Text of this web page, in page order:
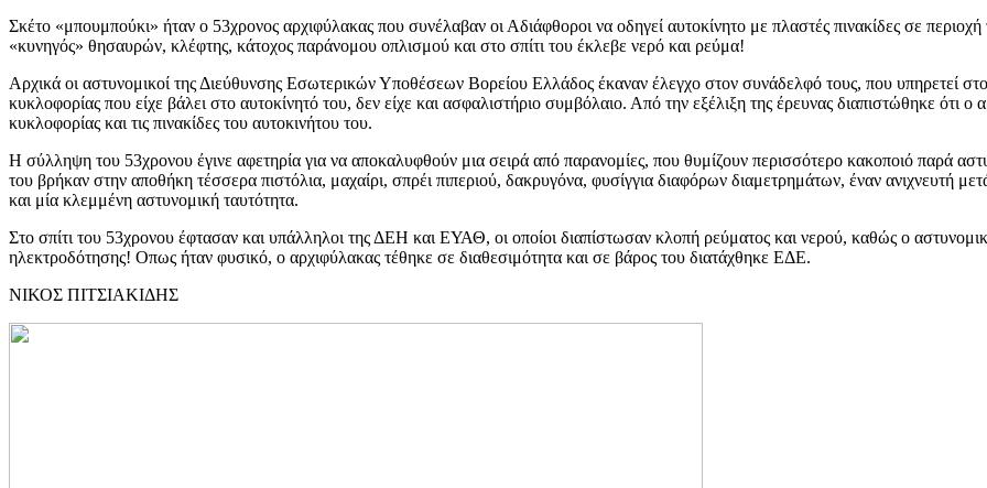
Σκέτο «μπουμπούκι» ήταν ο 53χρονος αρχιφύλακας που συνέλαβαν οι Αδιάφθοροι να οδηγεί αυτοκίνητο με πλαστές πινακίδες σε
«κυνηγός» θησαυρών, κλέφτης, κάτοχος παράνομου οπλισμού και στο σπίτι του έκλεβε νερό και ρεύμα!
Αρχικά οι αστυνομικοί της Διεύθυνσης Εσωτερικών Υποθέσεων Βορείου Ελλάδος έκαναν έλεγχο στον συνάδελφό τους, που υπηρετεί
κυκλοφορίας που είχε βάλει στο αυτοκίνητό του, δεν είχε και ασφαλιστήριο συμβόλαιο. Από την εξέλιξη της έρευνας διαπιστώθηκε ότι
κυκλοφορίας και τις πινακίδες του αυτοκινήτου του.
Η σύλληψη του 53χρονου έγινε αφετηρία για να αποκαλυφθούν μια σειρά από παρανομίες, που θυμίζουν περισσότερο κακοποιό παρά
του βρήκαν στην αποθήκη τέσσερα πιστόλια, μαχαίρι, σπρέι πιπεριού, δακρυγόνα, φυσίγγια διαφόρων διαμετρημάτων, έναν ανιχνευτή
και μία κλεμμένη αστυνομική ταυτότητα.
Στο σπίτι του 53χρονου έφτασαν και υπάλληλοι της ΔΕΗ και ΕΥΑΘ, οι οποίοι διαπίστωσαν κλοπή ρεύματος και νερού, καθώς ο
ηλεκτροδότησης! Oπως ήταν φυσικό, ο αρχιφύλακας τέθηκε σε διαθεσιμότητα και σε βάρος του διατάχθηκε ΕΔΕ.
ΝΙΚΟΣ ΠΙΤΣΙΑΚΙΔΗΣ